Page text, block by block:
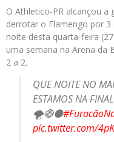
O Athletico-PR alcançou a
derrotar o Flamengo por
noite desta quarta-feira
uma semana na Arena da
2 a 2.
QUE NOITE NO
ESTAMOS NA
🌪️🔴⚫️
pic.twitter.com/